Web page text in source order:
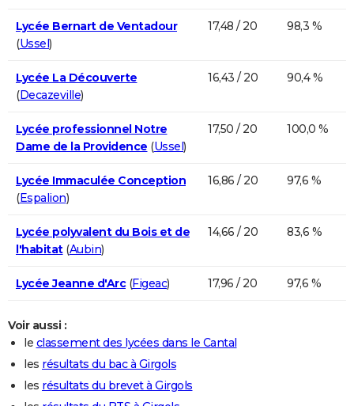
Lycée Bernart de Ventadour
(Ussel)
17,48 / 20 98,3 %
Lycée La Découverte
(Decazeville)
16,43 / 20 90,4 %
Lycée professionnel Notre
Dame de la Providence (Ussel)
17,50 / 20 100,0 %
Lycée Immaculée Conception
(Espalion)
16,86 / 20 97,6 %
Lycée polyvalent du Bois et de
l'habitat(Aubin)
14,66 / 20 83,6 %
Lycée Jeanne d'Arc(Figeac) 17,96 / 20 97,6 %
Voir aussi :
le classement des lycées dans le Cantal
les résultats du bac à Girgols
les résultats du brevet à Girgols